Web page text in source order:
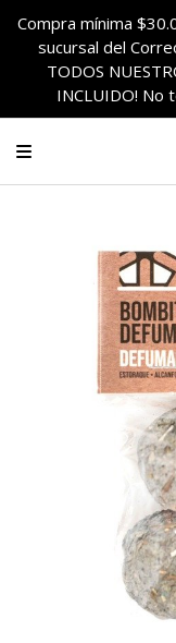
Compra mínima
sucursal del
TODOS
INCLUIDO! No